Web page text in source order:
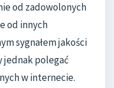
od zadowolonych
od innych
sygnałem jakości
jednak polegać
w internecie.